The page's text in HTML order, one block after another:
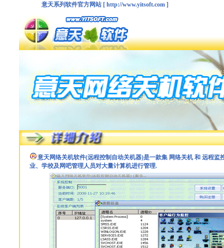
意天系列软件官方网站 [ http://www.yitsoft.com ]
意天网络关机软件(远程控制自动关机器)是一款集 网络关机 和 远程监
业、学校及网吧管理人员对大量计算机进行管理.